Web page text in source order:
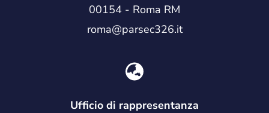
00154 - Roma RM
roma@parsec326.it
Ufficio di rappresentanza